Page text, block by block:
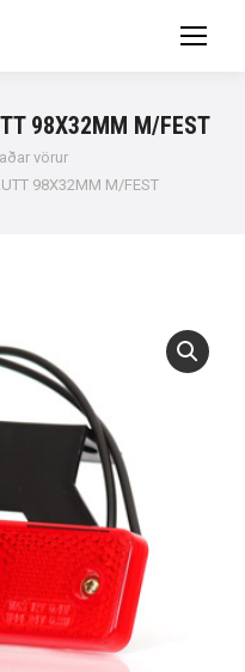
98X32MM M/FEST
vörur
98X32MM M/FEST